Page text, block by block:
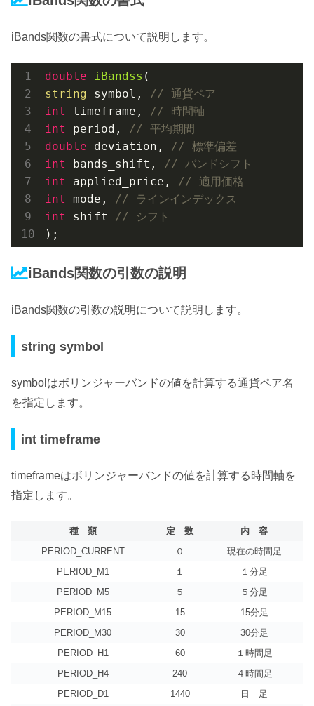
iBands関数の書式について説明します。
double iBandss
string symbol, // 通貨ペア
int
timeframe, // 時間軸
int
period, // 平均期間
double deviation, // 標準偏差
int
bands_shift, // バンドシフト
int
applied_price, // 適用価格
int
mode, // ラインインデックス
int
shift // シフト
) ;
iBands関数の引数の説明
iBands関数の引数の説明について説明します。
string symbol
symbolはボリンジャーバンドの値を計算する通貨ペア名
を指定 します。
int timeframe
timeframeはボリンジャーバンドの値を計算する時間軸を
指定 します。
種 類 定 数
内 容
PERIOD_CURRENT
０
現在の時間足
PERIOD_M1
１
１分足
PERIOD_M5
５
５分足
PERIOD_M15
15
15分足
PERIOD_M30
30
30分足
PERIOD_H1
60
１時間足
PERIOD_H4
240
４時間足
PERIOD_D1
1440
日 足